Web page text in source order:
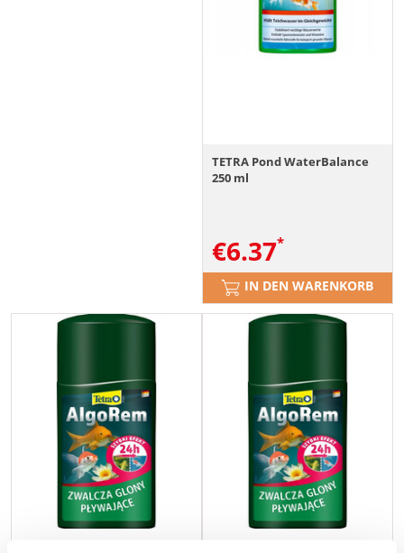
TETRA Pond WaterBalance
250 ml
€6.37
IN DEN WARENKORB